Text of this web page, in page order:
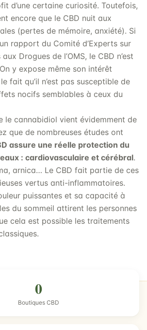
d’une certaine curiosité. Toutefois,
encore que le CBD nuit aux
(pertes de mémoire, anxiété). Si
un rapport du Comité d’Experts sur
Drogues de l’OMS, le CBD n’est
y expose même son intérêt
fait qu’il n’est pas susceptible de
nocifs semblables à ceux du
le cannabidiol vient évidemment de
que de nombreuses études ont
assure une réelle protection du
: cardiovasculaire et cérébral.
arnica… Le CBD fait partie de ces
vertus anti-inflammatoires.
puissantes et sa capacité à
du sommeil attirent les personnes
cela est possible les traitements
0
Boutiques CBD